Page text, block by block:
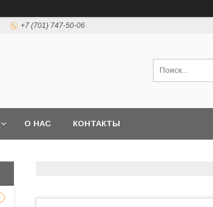
+7 (701) 747-50-06
О НАС КОНТАКТЫ